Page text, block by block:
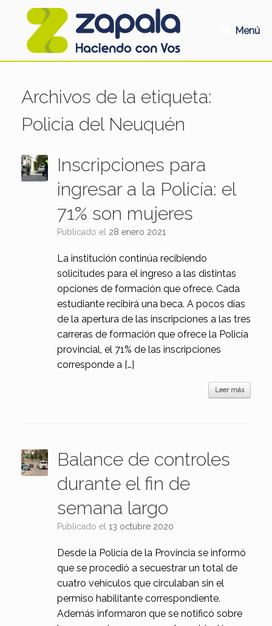
Menú
Archivos de la etiqueta:
Policia del Neuquén
Inscripciones para
ingresar a la Policía: el
71% son mujeres
Publicado el 28 enero 2021
La institución continúa recibiendo
solicitudes para el ingreso a las distintas
opciones de formación que ofrece. Cada
estudiante recibirá una beca. A pocos días
de la apertura de las inscripciones a las tres
carreras de formación que ofrece la Policía
provincial, el 71% de las inscripciones
corresponde a […]
Leer más
Balance de controles
durante el fin de
semana largo
Publicado el 13 octubre 2020
Desde la Policía de la Provincia se informó
que se procedió a secuestrar un total de
cuatro vehículos que circulaban sin el
permiso habilitante correspondiente.
Además informaron que se notificó sobre